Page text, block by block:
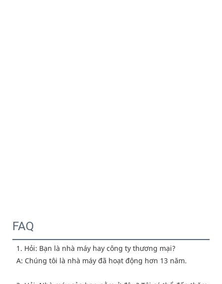
FAQ
1. Hỏi: Bạn là nhà máy hay công ty thương mại?
A: Chúng tôi là nhà máy đã hoạt động hơn 13 năm.